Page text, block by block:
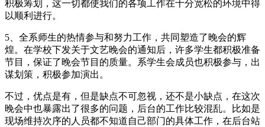
积极筹划，这一切都使我们的各项工作在十分宽松的环境中得
以顺利进行。
5、全系师生的热情参与和努力工作，共同塑造了晚会的辉
煌。在学校下发关于文艺晚会的通知后，许多学生都积极准备
节目，保证了晚会节目的质量。系学生会成员也积极参与，出
谋划策，积极参加演出。
不过，优点是有，但是缺点不可忽视，还不是小缺点，在这次
晚会中也暴露出了很多的问题，后台的工作比较混乱。比如是
现场维持次序的人员都不知道自己部门的具体工作，在后台站